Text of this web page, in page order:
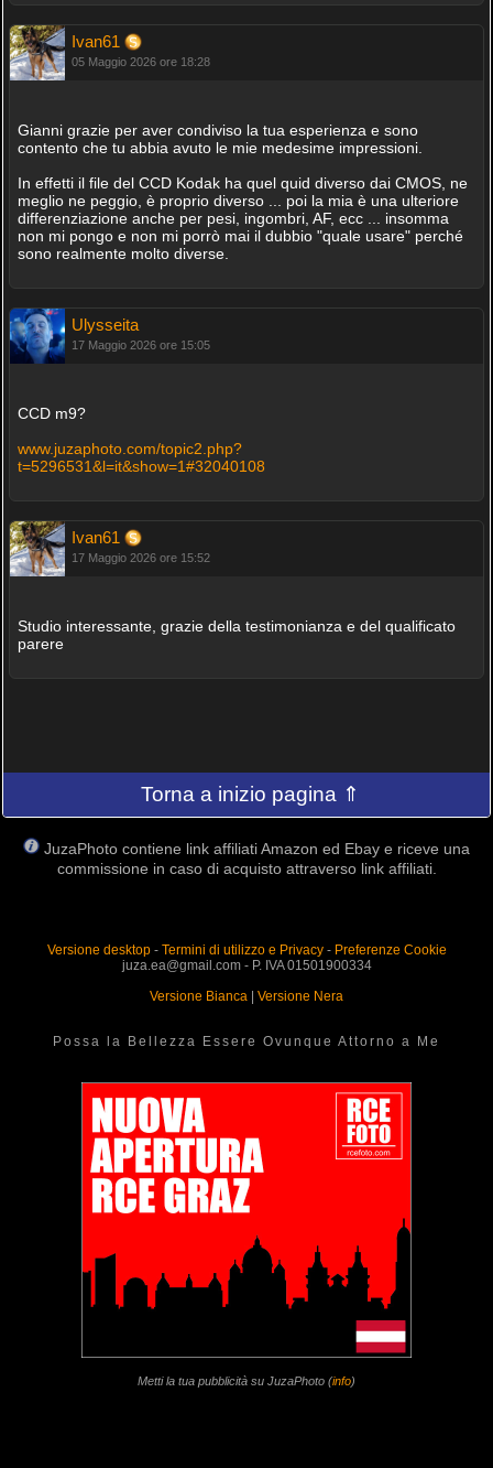
Ivan61
05 Maggio 2026 ore 18:28
Gianni grazie per aver condiviso la tua esperienza e sono
contento che tu abbia avuto le mie medesime impressioni.
In effetti il file del CCD Kodak ha quel quid diverso dai CMOS, ne
meglio ne peggio, è proprio diverso ... poi la mia è una ulteriore
differenziazione anche per pesi, ingombri, AF, ecc ... insomma
non mi pongo e non mi porrò mai il dubbio "quale usare" perché
sono realmente molto diverse.
Ulysseita
17 Maggio 2026 ore 15:05
CCD m9?
www.juzaphoto.com/topic2.php?
t=5296531&l=it&show=1#32040108
Ivan61
17 Maggio 2026 ore 15:52
Studio interessante, grazie della testimonianza e del qualificato
parere
Torna a inizio pagina ⇑
JuzaPhoto contiene link affiliati Amazon ed Ebay e riceve una
commissione in caso di acquisto attraverso link affiliati.
Versione desktop- Termini di utilizzo e Privacy- Preferenze Cookie
juza.ea@gmail.com - P. IVA 01501900334
Versione Bianca | Versione Nera
Possa la Bellezza Essere Ovunque Attorno a Me
Metti la tua pubblicità su JuzaPhoto (info)